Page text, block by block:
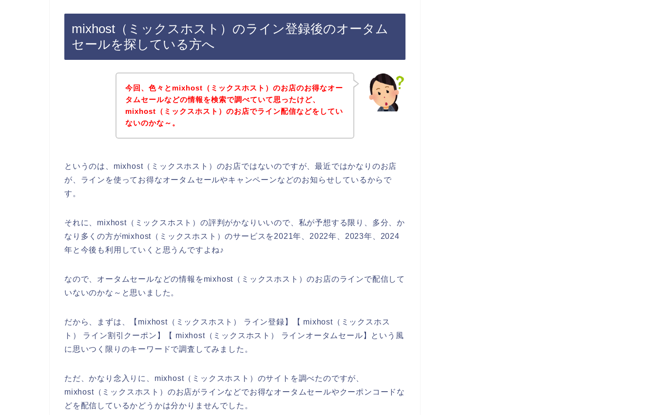
mixhost（ミックスホスト）のライン登録後のオータム
セールを探している方へ
今回、色々とmixhost（ミックスホスト）のお店のお得なオー
タムセールなどの情報を検索で調べていて思ったけど、
mixhost（ミックスホスト）のお店でライン配信などをしてい
ないのかな～。
というのは、mixhost（ミックスホスト）のお店ではないのですが、最近ではかなりのお店
が、ラインを使ってお得なオータムセールやキャンペーンなどのお知らせしているからで
す。
それに、mixhost（ミックスホスト）の評判がかなりいいので、私が予想する限り、多分、か
なり多くの方がmixhost（ミックスホスト）のサービスを2021年、2022年、2023年、2024
年と今後も利用していくと思うんですよね♪
なので、オータムセールなどの情報をmixhost（ミックスホスト）のお店のラインで配信して
いないのかな～と思いました。
だから、まずは、【mixhost（ミックスホスト） ライン登録】【 mixhost（ミックスホス
ト） ライン割引クーポン】【 mixhost（ミックスホスト） ラインオータムセール】という風
に思いつく限りのキーワードで調査してみました。
ただ、かなり念入りに、mixhost（ミックスホスト）のサイトを調べたのですが、
mixhost（ミックスホスト）のお店がラインなどでお得なオータムセールやクーポンコードな
どを配信しているかどうかは分かりませんでした。